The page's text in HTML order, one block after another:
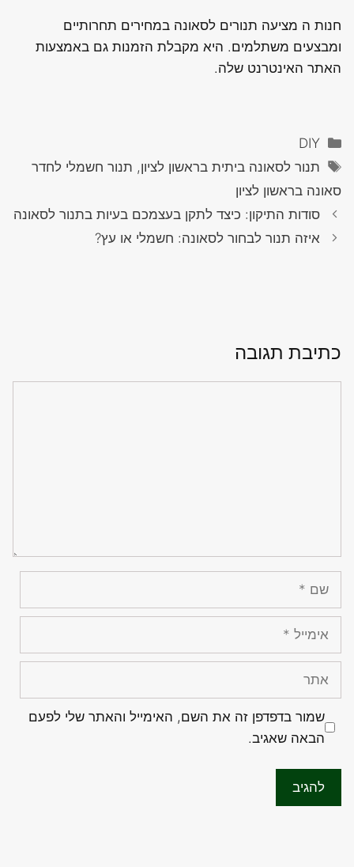
חנות ה מציעה תנורים לסאונה במחירים תחרותיים
ומבצעים משתלמים. היא מקבלת הזמנות גם באמצעות
האתר האינטרנט שלה.
קטגוריות
DIY
תגיות
תנור לסאונה ביתית בראשון לציון, תנור חשמלי לחדר
סאונה בראשון לציון
סודות התיקון: כיצד לתקן בעצמכם בעיות בתנור לסאונה
איזה תנור לבחור לסאונה: חשמלי או עץ?
כתיבת תגובה
שמור בדפדפן זה את השם, האימייל והאתר שלי לפעם
הבאה שאגיב.